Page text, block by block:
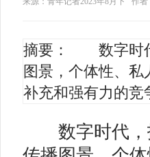
摘要： 数字时代
图景，个体性、
补充和强有力的竞
数字时代，